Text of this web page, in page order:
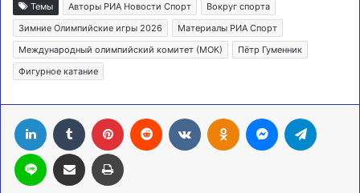
Темы Авторы РИА Новости Спорт
Вокруг спорта
Зимние Олимпийские игры 2026
Материалы РИА Спорт
Международный олимпийский комитет (МОК)
Пётр Гуменник
Фигурное катание
LinkedIn Tumblr Pinterest Reddit ВконтактеОдноклассники
Messenger
Line Поделиться через электронную почту Печатать